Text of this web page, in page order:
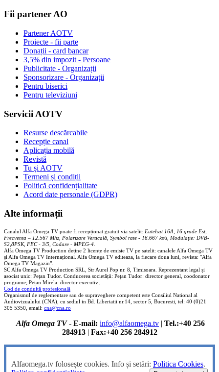
Fii partener AO
Partener AOTV
Proiecte - fii parte
Donații - card bancar
3,5% din impozit - Persoane
Publicitate - Organizații
Sponsorizare - Organizații
Pentru biserici
Pentru televiziuni
Servicii AOTV
Resurse descărcabile
Recepție canal
Aplicația mobilă
Revistă
Tu și AOTV
Termeni și condiții
Politică confidențialitate
Acord date personale (GDPR)
Alte informații
Canalul Alfa Omega TV poate fi recepționat gratuit via satelit: Eutelsat 16A, 16 grade Est,
Frecventa – 12.567 Mhz, Polarizare Verticală, Symbol rate - 16.667 ks/s, Modulație: DVB-
S2,8PSK, FEC - 3/5, Codare - MPEG-4
Alfa Omega TV Production deține 2 licențe de emisie TV pe satelit: canalele Alfa Omega TV
și Alfa Omega TV Internațional. Alfa Omega TV editeaza, la fiecare doua luni, revista: "Alfa
Omega TV Magazin".
SC Alfa Omega TV Production SRL, Str Aurel Pop nr. 8, Timisoara. Reprezentant legal și
asociat unic: Pețan Tudor. Conducerea societății: Pețan Tudor: director general, coodonator
programe; Pețan Mirela: director executiv;
Cod de conduită profesională
Organismul de reglementare sau de supraveghere competent este Consiliul National al
Audiovizualului (CNA), cu sediul in Bd. Libertatii nr.14, sector 5, Bucuresti, tel: 40 (0)21
305 5350, email: cna@cna.ro
Alfa Omega TV- E-mail: info@alfaomega.tv | Tel.:+40 256
284913| Fax:+40 256 284912
Alfaomega.tv folosește cookies. Info și setări: Politica Cookies.